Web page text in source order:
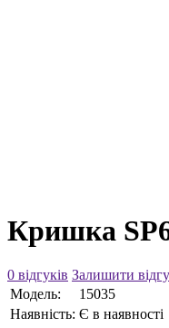
Кришка
0 відгуків Залишити
Модель:
15035
Наявність: Є в наявності